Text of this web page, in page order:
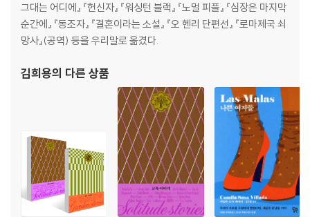
그대는 어디에』 『헌신자』 『워싱턴 블랙』 『노멀 피플』 『심장은 마지막
순간에』 『동조자』 『결혼이라는 소설』 『오 헨리 단편선』 『로마제국 쇠
망사』(공역) 등을 우리말로 옮겼다.
김희용의 다른 상품